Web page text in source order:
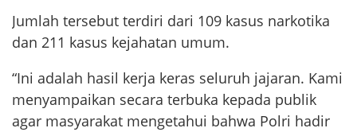
Jumlah tersebut terdiri dari 109 kasus narkotika
dan 211 kasus kejahatan umum.
“Ini adalah hasil kerja keras seluruh jajaran. Kami
menyampaikan secara terbuka kepada publik
agar masyarakat mengetahui bahwa Polri hadir